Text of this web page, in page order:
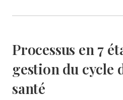
Processus en 7
gestion du cycle
santé